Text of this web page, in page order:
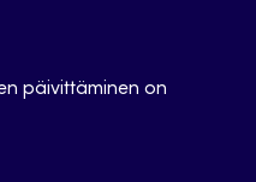
päivittäminen on